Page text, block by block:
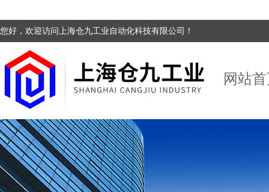
您好，欢迎访问上海仓九工业自动化科技有限公司！
网站